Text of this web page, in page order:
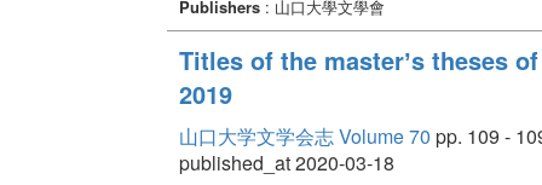
Publishers: 山口大學文學會
Titles of the masterʼs theses
2019
山口大学文学会志 Volume 70 pp. 109 -
published_at 2020-03-18